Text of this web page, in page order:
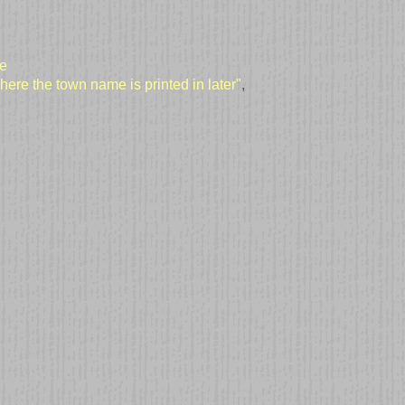
the town name is printed in later",